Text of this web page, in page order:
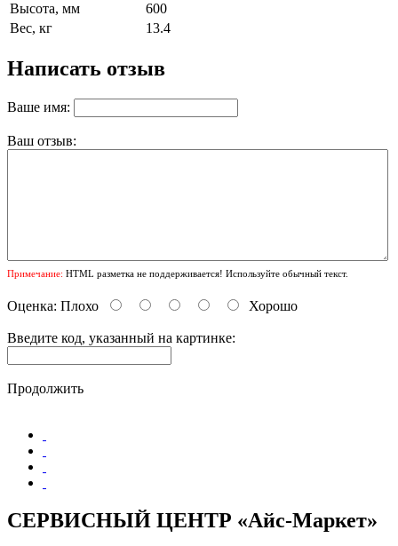
Высота, мм
600
Вес, кг
13.4
Написать отзыв
Ваше имя:
Ваш отзыв:
Примечание: HTML разметка не поддерживается! Используйте обычный текст.
Оценка: Плохо Хорошо
Введите код, указанный на картинке:
Продолжить
СЕРВИСНЫЙ ЦЕНТР «Айс-Маркет»